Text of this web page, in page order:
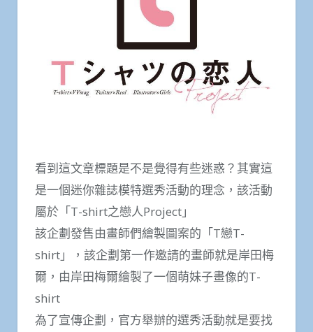
看到這文章標題是不是覺得有些迷惑？其實這
是一個迷你雜誌模特選秀活動的理念，該活動
屬於「T-shirt之戀人Project」
該企劃發售由畫師們繪製圖案的「T戀T-
shirt」，該企劃第一作邀請的畫師就是岸田梅
爾，由岸田梅爾繪製了一個萌妹子畫像的T-
shirt
為了宣傳企劃，官方舉辦的選秀活動就是要找